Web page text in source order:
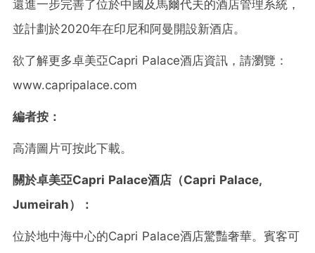
還進一步完善了位於中國及馬爾代夫的酒店管理系統，
並計劃於2020年在印尼和阿曼開設新酒店。
欲了解更多卓美亞Capri Palace酒店資訊，請瀏覽：
www.capripalace.com
編者按：
高清圖片可按此下載。
關於卓美亞Capri Palace酒店（Capri Palace,
Jumeirah）：
位於地中海中心的Capri Palace酒店驚豔奢華。賓客可